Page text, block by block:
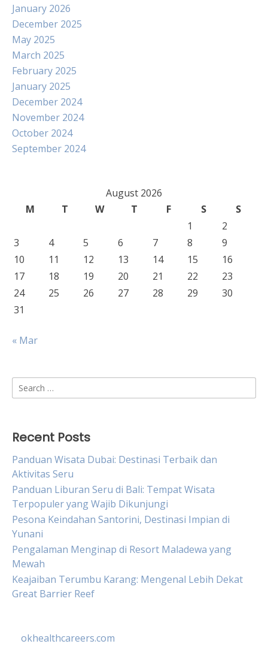
January 2026
December 2025
May 2025
March 2025
February 2025
January 2025
December 2024
November 2024
October 2024
September 2024
August 2026
M
T W T F S
S
1
2
3
4 5 6 7 8
9
10
11 12 13 14 15
16
17
18 19 20 21 22
23
24
25 26 27 28 29
30
31
« Mar
Search
for:
Recent Posts
Panduan Wisata Dubai: Destinasi Terbaik dan
Aktivitas Seru
Panduan Liburan Seru di Bali: Tempat Wisata
Terpopuler yang Wajib Dikunjungi
Pesona Keindahan Santorini, Destinasi Impian di
Yunani
Pengalaman Menginap di Resort Maladewa yang
Mewah
Keajaiban Terumbu Karang: Mengenal Lebih Dekat
Great Barrier Reef
okhealthcareers.com